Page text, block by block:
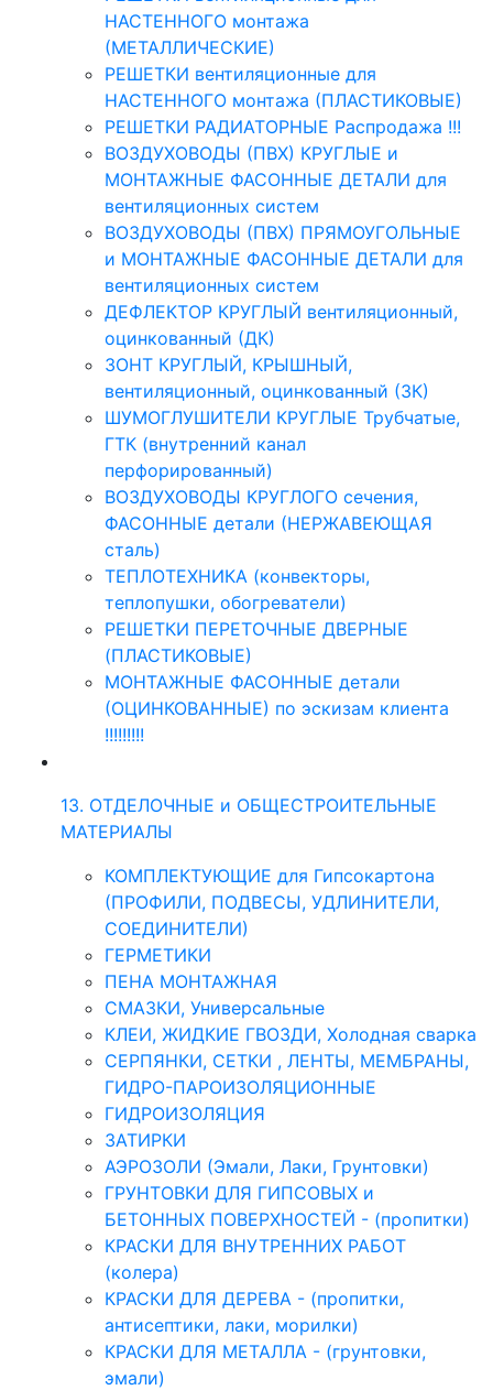
НАСТЕННОГО монтажа
(МЕТАЛЛИЧЕСКИЕ)
РЕШЕТКИ вентиляционные для
НАСТЕННОГО монтажа (ПЛАСТИКОВЫЕ)
РЕШЕТКИ РАДИАТОРНЫЕ Распродажа !!!
ВОЗДУХОВОДЫ (ПВХ) КРУГЛЫЕ и
МОНТАЖНЫЕ ФАСОННЫЕ ДЕТАЛИ для
вентиляционных систем
ВОЗДУХОВОДЫ (ПВХ) ПРЯМОУГОЛЬНЫЕ
и МОНТАЖНЫЕ ФАСОННЫЕ ДЕТАЛИ для
вентиляционных систем
ДЕФЛЕКТОР КРУГЛЫЙ вентиляционный,
оцинкованный (ДК)
ЗОНТ КРУГЛЫЙ, КРЫШНЫЙ,
вентиляционный, оцинкованный (ЗК)
ШУМОГЛУШИТЕЛИ КРУГЛЫЕ Трубчатые,
ГТК (внутренний канал
перфорированный)
ВОЗДУХОВОДЫ КРУГЛОГО сечения,
ФАСОННЫЕ детали (НЕРЖАВЕЮЩАЯ
сталь)
ТЕПЛОТЕХНИКА (конвекторы,
теплопушки, обогреватели)
РЕШЕТКИ ПЕРЕТОЧНЫЕ ДВЕРНЫЕ
(ПЛАСТИКОВЫЕ)
МОНТАЖНЫЕ ФАСОННЫЕ детали
(ОЦИНКОВАННЫЕ) по эскизам клиента
!!!!!!!!!
13. ОТДЕЛОЧНЫЕ и ОБЩЕСТРОИТЕЛЬНЫЕ
МАТЕРИАЛЫ
КОМПЛЕКТУЮЩИЕ для Гипсокартона
(ПРОФИЛИ, ПОДВЕСЫ, УДЛИНИТЕЛИ,
СОЕДИНИТЕЛИ)
ГЕРМЕТИКИ
ПЕНА МОНТАЖНАЯ
СМАЗКИ, Универсальные
КЛЕИ, ЖИДКИЕ ГВОЗДИ, Холодная сварка
СЕРПЯНКИ, СЕТКИ , ЛЕНТЫ, МЕМБРАНЫ,
ГИДРО-ПАРОИЗОЛЯЦИОННЫЕ
ГИДРОИЗОЛЯЦИЯ
ЗАТИРКИ
АЭРОЗОЛИ (Эмали, Лаки, Грунтовки)
ГРУНТОВКИ ДЛЯ ГИПСОВЫХ и
БЕТОННЫХ ПОВЕРХНОСТЕЙ - (пропитки)
КРАСКИ ДЛЯ ВНУТРЕННИХ РАБОТ
(колера)
КРАСКИ ДЛЯ ДЕРЕВА - (пропитки,
антисептики, лаки, морилки)
КРАСКИ ДЛЯ МЕТАЛЛА - (грунтовки,
эмали)